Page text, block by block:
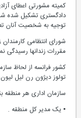
دادگستری تشکیل شده
توجیه به شخصیت آنان
شورای انتظامی کارمندان
مقررات زندانها رسیدگی
تولوز دیژون رن لیل
سازمان اداری هر منطقه
▪ یک مدیر کل منطقه .